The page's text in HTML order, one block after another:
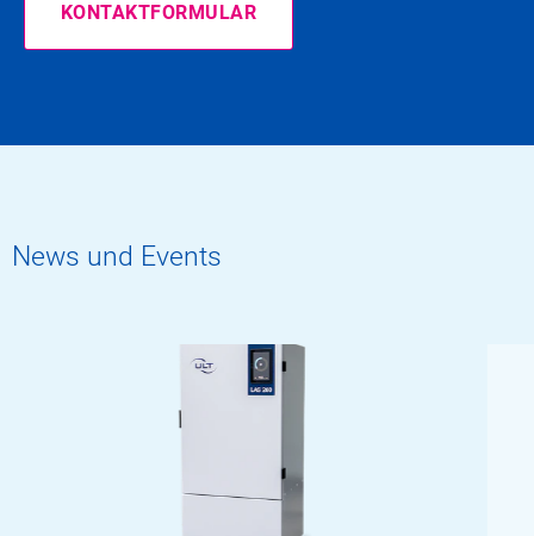
KONTAKTFORMULAR
News und Events